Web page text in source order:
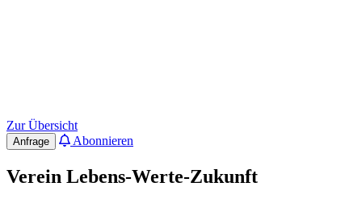
Zur Übersicht
Anfrage Abonnieren
Verein Lebens-Werte-Zukunft